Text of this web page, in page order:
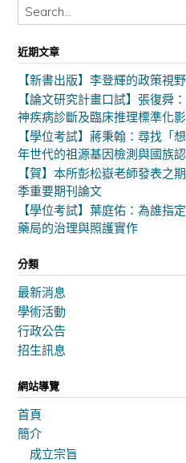
近期文章
【新書出版】李登輝的政策視
【論文研究計畫口試】張復舜
神疾病診斷及臨床推理標準化
【學位考試】蔣秉翰：尋找「
年世代的祖源基因檢測與國族
【賀】本所彭松嶽老師發表之
季重要期刊論文
【學位考試】葉庭佑：為誰指
藥局的治理與照護實作
分類
最新消息
學術活動
行政公告
招生訊息
網站導覽
首頁
簡介
成立宗旨